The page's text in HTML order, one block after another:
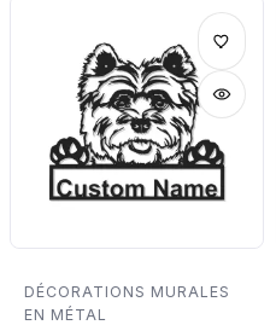
DÉCORATIONS MURALES
EN MÉTAL